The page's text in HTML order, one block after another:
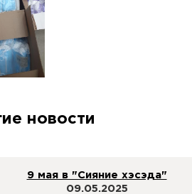
новости
9 мая в "Сияние хэсэда"
09.05.2025